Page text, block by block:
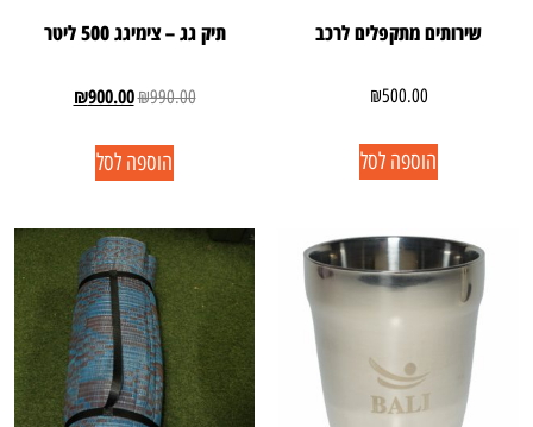
שירותים מתקפלים לרכב
₪500.00
הוספה לסל
תיק גג – צימיגג 500 ליטר
₪990.00
₪900.00
הוספה לסל